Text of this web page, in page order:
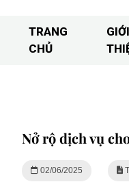
TRANG
CHỦ
GIỚI
Nở rộ dịch vụ
02/06/2025